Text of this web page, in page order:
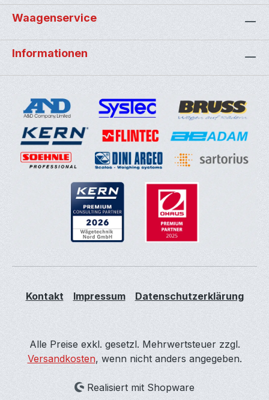
Waagenservice
Informationen
Kontakt Impressum Datenschutzerklärung
Alle Preise exkl. gesetzl. Mehrwertsteuer zzgl.
Versandkosten, wenn nicht anders angegeben.
Realisiert mit Shopware